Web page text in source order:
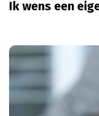
Ik wens een